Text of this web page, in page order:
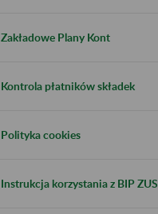
Zakładowe Plany Kont
Kontrola płatników składek
Polityka cookies
Instrukcja korzystania z BIP ZUS